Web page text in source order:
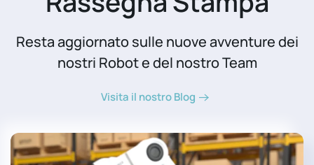
Resta aggiornato sulle nuove avventure dei
nostri Robot e del nostro Team
Visita il nostro Blog